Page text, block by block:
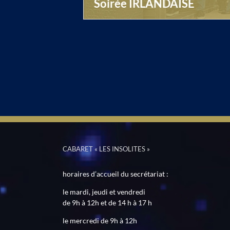
Soirée IRLANDAISE
CABARET « LES INSOLITES »
horaires d’accueil du secrétariat :
le mardi, jeudi et vendredi
de 9h à 12h et de 14 h à 17 h
le mercredi de 9h à 12h